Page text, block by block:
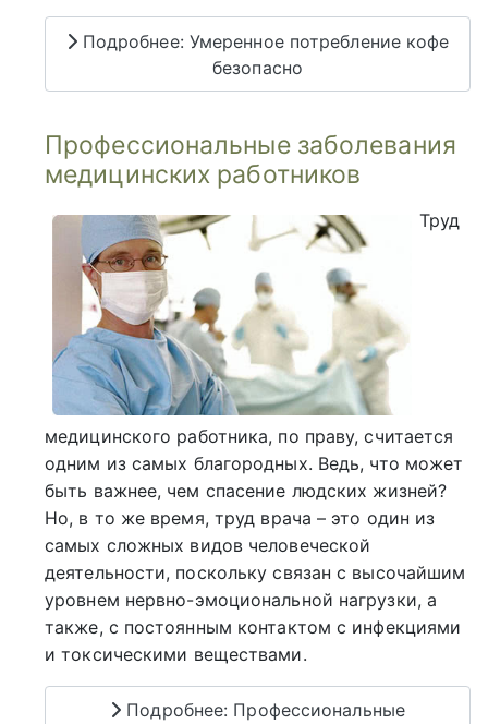
Подробнее: Умеренное потребление кофе
безопасно
Профессиональные заболевания
медицинских работников
Труд
медицинского работника, по праву, считается
одним из самых благородных. Ведь, что может
быть важнее, чем спасение людских жизней?
Но, в то же время, труд врача – это один из
самых сложных видов человеческой
деятельности, поскольку связан с высочайшим
уровнем нервно-эмоциональной нагрузки, а
также, с постоянным контактом с инфекциями
и токсическими веществами.
Подробнее: Профессиональные